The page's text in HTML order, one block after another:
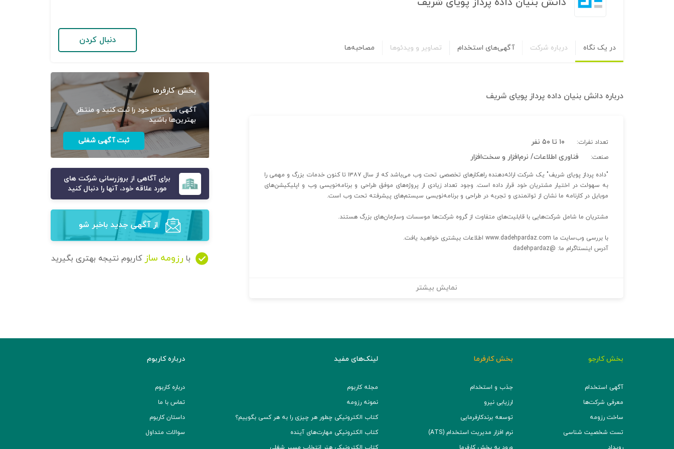
در یک نگاه درباره شرکت آگهی‌های استخدام تصاویر و ویدئوها مصاحبه‌ها
دنبال کردن
درباره دانش بنیان داده پرداز پویای شریف
تعداد نفرات: ۱۰ تا ۵۰ نفر
صنعت: فناوری اطلاعات/ نرم‌افزار و سخت‌افزار
"داده پرداز پویای شریف" یک شرکت ارائه‌دهنده راهکارهای تخصصی تحت وب می‌باشد که از سال ۱۳۸۷ تا کنون خدمات بزرگ و مهمی را
به سهولت در اختیار مشتریان خود قرار داده است. وجود تعداد زیادی از پروژه‌های موفق طراحی و برنامه‌نویسی وب و اپلیکیشن‌های
موبایل در کارنامه ما نشان از توانمندی و تجربه در طراحی و برنامه‌نویسی سیستم‌های پیشرفته تحت وب است.
مشتریان ما شامل شرکت‌هایی با قابلیت‌های متفاوت از گروه شرکت‌ها موسسات وسازمان‌های بزرگ هستند.
با بررسی وب‌سایت ما www.dadehpardaz.com اطلاعات بیشتری خواهید یافت.
آدرس اینستاگرام ما: @dadehpardaz
نمایش بیشتر
بخش کارفرما
آگهی استخدام خود را ثبت کنید و منتظر
بهترین‌ها باشید
ثبت آگهی شغلی
برای آگاهی از بروزرسانی شرکت های
مورد علاقه خود، آنها را دنبال کنید
از آگهی‌ جدید باخبر شو
با رزومه ساز کاربوم نتیجه بهتری بگیرید
بخش کارجو
آگهی استخدام
معرفی شرکت‌ها
ساخت رزومه
تست شخصیت شناسی
بخش کارفرما
جذب و استخدام
ارزیابی نیرو
توسعه برند‌کارفرمایی
نرم افزار مدیریت استخدام (ATS)
لینک‌های مفید
مجله کاربوم
نمونه رزومه
کتاب الکترونیکی چطور هر چیزی را به هر کسی بگوییم؟
کتاب الکترونیکی مهارت‌های آینده
درباره کاربوم
درباره کاربوم
تماس با ما
داستان کاربوم
سوالات متداول